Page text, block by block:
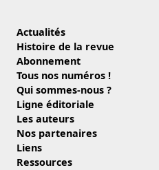
Actualités
Histoire de la revue
Abonnement
Tous nos numéros !
Qui sommes-nous ?
Ligne éditoriale
Les auteurs
Nos partenaires
Liens
Ressources